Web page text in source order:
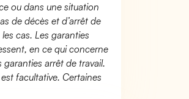
ou dans une situation
de décès et d’arrêt de
cas. Les garanties
en ce qui concerne
arrêt de travail.
facultative. Certaines